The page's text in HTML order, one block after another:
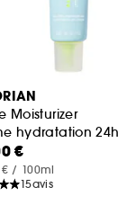
apaisante
Moisturizer
hydratation
€
/ 100ml
15avis